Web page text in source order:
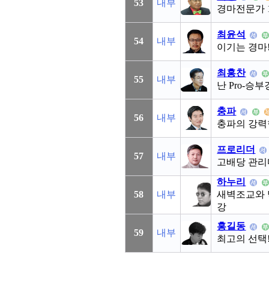
53 내부
경마전문가
54 내부
최윤석
이기는 경
55 내부
최홍찬
난 Pro-승부
56 내부
충파
충파의 강
57 내부
프로리더
고배당 관
58 내부
하누리
새벽조교와
강
59 내부
홍길동
최고의 선